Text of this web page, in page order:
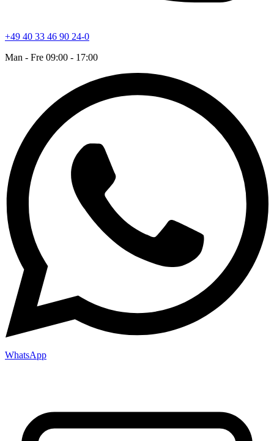
+49 40 33 46 90 24-0
Man - Fre 09:00 - 17:00
WhatsApp